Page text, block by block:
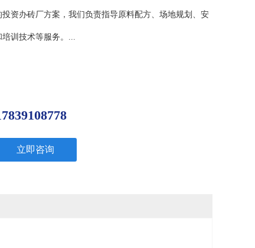
资办砖厂方案，我们负责指导原料配方、场地规划、安
训技术等服务。...
立即咨询